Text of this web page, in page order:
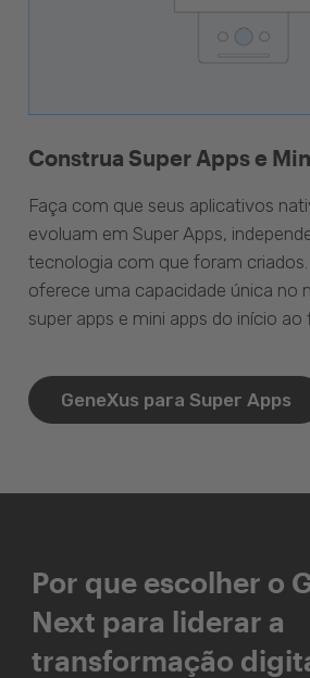
Construa Super Apps e
Faça com que seus aplicativos
evoluam em Super Apps,
tecnologia com que foram criados.
oferece uma capacidade única no
super apps e mini apps do início ao
GeneXus para Super Apps
Por que escolher o
Next para liderar a
transformação